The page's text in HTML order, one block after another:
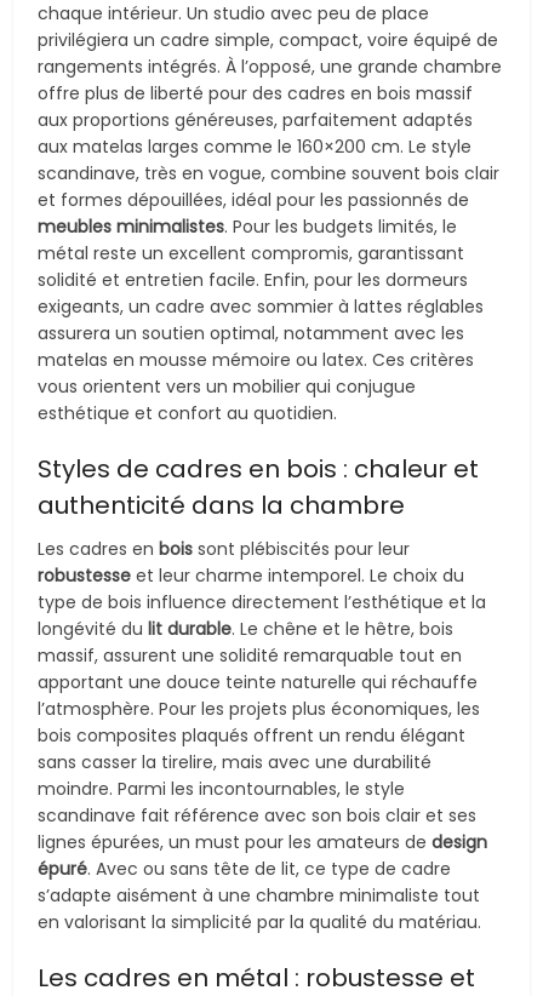
chaque intérieur. Un studio avec peu de place
privilégiera un cadre simple, compact, voire équipé de
rangements intégrés. À l’opposé, une grande chambre
offre plus de liberté pour des cadres en bois massif
aux proportions généreuses, parfaitement adaptés
aux matelas larges comme le 160×200 cm. Le style
scandinave, très en vogue, combine souvent bois clair
et formes dépouillées, idéal pour les passionnés de
meubles minimalistes. Pour les budgets limités, le
métal reste un excellent compromis, garantissant
solidité et entretien facile. Enfin, pour les dormeurs
exigeants, un cadre avec sommier à lattes réglables
assurera un soutien optimal, notamment avec les
matelas en mousse mémoire ou latex. Ces critères
vous orientent vers un mobilier qui conjugue
esthétique et confort au quotidien.
Styles de cadres en bois : chaleur et
authenticité dans la chambre
Les cadres enbois sont plébiscités pour leur
robustesse et leur charme intemporel. Le choix du
type de bois influence directement l’esthétique et la
longévité dulit durable. Le chêne et le hêtre, bois
massif, assurent une solidité remarquable tout en
apportant une douce teinte naturelle qui réchauffe
l’atmosphère. Pour les projets plus économiques, les
bois composites plaqués offrent un rendu élégant
sans casser la tirelire, mais avec une durabilité
moindre. Parmi les incontournables, le style
scandinave fait référence avec son bois clair et ses
lignes épurées, un must pour les amateurs dedesign
épuré. Avec ou sans tête de lit, ce type de cadre
s’adapte aisément à une chambre minimaliste tout
en valorisant la simplicité par la qualité du matériau.
Les cadres en métal : robustesse et